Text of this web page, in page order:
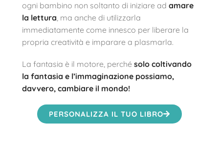
ogni bambino non soltanto di iniziare ad amare
la lettura, ma anche di utilizzarla
immediatamente come innesco per liberare la
propria creatività e imparare a plasmarla.
La fantasia è il motore, perché solo coltivando
la fantasia e l’immaginazione possiamo,
davvero, cambiare il mondo!
PERSONALIZZA IL TUO LIBRO